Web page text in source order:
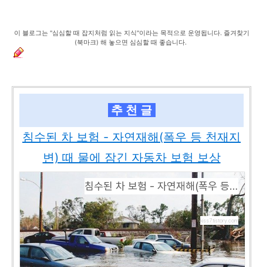
이 블로그는 "심심할 때 잡지처럼 읽는 지식"이라는 목적으로 운영됩니다. 즐겨찾기
(북마크) 해 놓으면 심심할 때 좋습니다.
추 천 글
침수된 차 보험 - 자연재해(폭우 등 천재지
변) 때 물에 잠긴 자동차 보험 보상
침수된 차 보험 - 자연재해(폭우 등 천재지변) 때 물에 잠긴 자동차 보험 보상
kiss7.tistory.com